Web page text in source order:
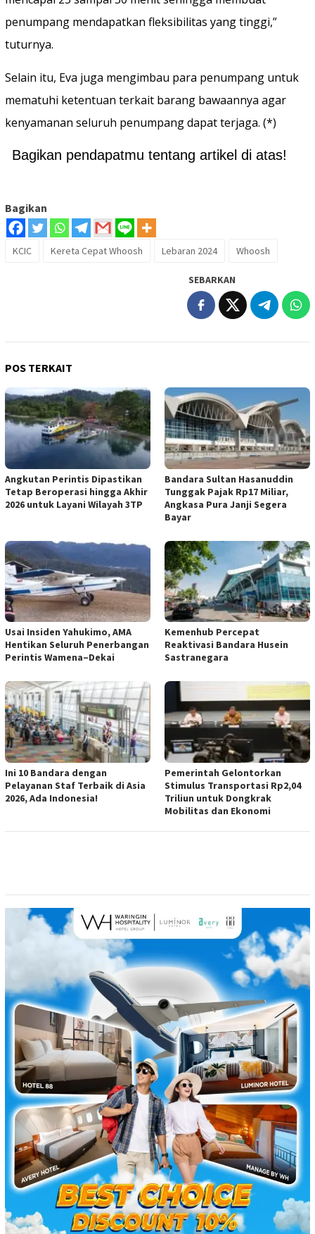
penumpang mendapatkan fleksibilitas yang tinggi,”
tuturnya.
Selain itu, Eva juga mengimbau para penumpang untuk
mematuhi ketentuan terkait barang bawaannya agar
kenyamanan seluruh penumpang dapat terjaga. (*)
Bagikan pendapatmu tentang artikel di atas!
Bagikan
KCIC Kereta Cepat Whoosh Lebaran 2024 Whoosh
SEBARKAN
POS TERKAIT
Angkutan Perintis Dipastikan
Tetap Beroperasi hingga Akhir
2026 untuk Layani Wilayah 3TP
Bandara Sultan Hasanuddin
Tunggak Pajak Rp17 Miliar,
Angkasa Pura Janji Segera
Bayar
Usai Insiden Yahukimo, AMA
Hentikan Seluruh Penerbangan
Perintis Wamena–Dekai
Kemenhub Percepat
Reaktivasi Bandara Husein
Sastranegara
Ini 10 Bandara dengan
Pelayanan Staf Terbaik di Asia
2026, Ada Indonesia!
Pemerintah Gelontorkan
Stimulus Transportasi Rp2,04
Triliun untuk Dongkrak
Mobilitas dan Ekonomi